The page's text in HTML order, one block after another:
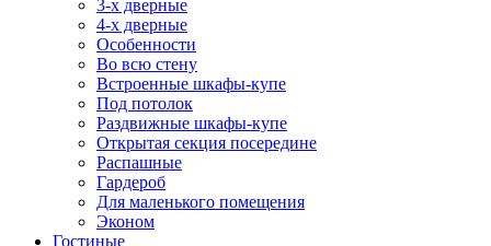
3-х дверные
4-х дверные
Особенности
Во всю стену
Встроенные шкафы-купе
Под потолок
Раздвижные шкафы-купе
Открытая секция посередине
Распашные
Гардероб
Для маленького помещения
Эконом
Гостиные